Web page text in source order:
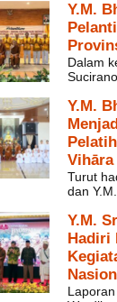
Y.M.
Dalam
Y.M.
Vihāra
Turut
dan
Y.M.
Hadiri